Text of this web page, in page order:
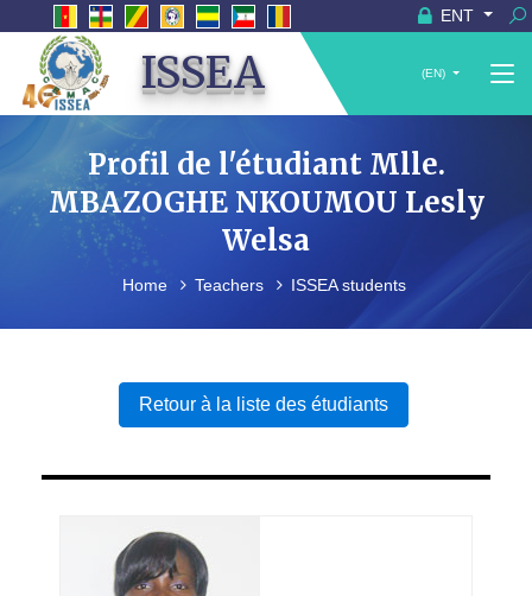
ENT
ISSEA (EN)
Profil de l'étudiant Mlle.
MBAZOGHE NKOUMOU Lesly
Welsa
Home Teachers ISSEA students
Retour à la liste des étudiants